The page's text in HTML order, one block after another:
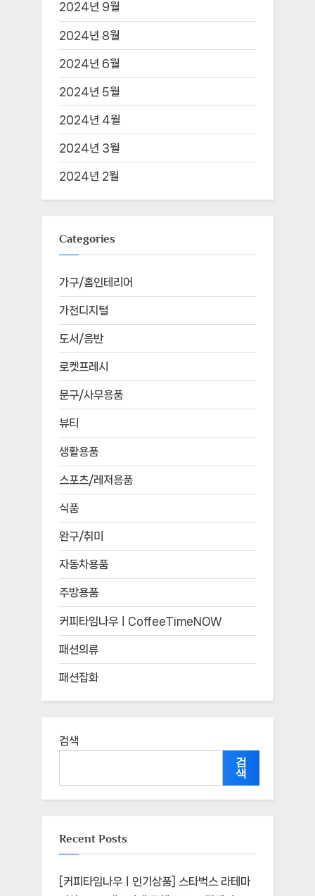
2024년 9월
2024년 8월
2024년 6월
2024년 5월
2024년 4월
2024년 3월
2024년 2월
Categories
가구/홈인테리어
가전디지털
도서/음반
로켓프레시
문구/사무용품
뷰티
생활용품
스포츠/레저용품
식품
완구/취미
자동차용품
주방용품
커피타임나우ㅣCoffeeTimeNOW
패션의류
패션잡화
검색
검
색
Recent Posts
[커피타임나우ㅣ인기상품] 스타벅스 라테마